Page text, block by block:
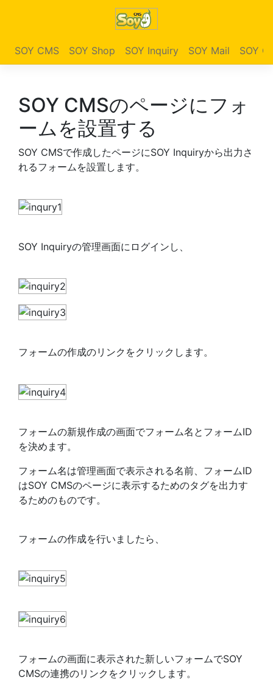
SOY CMS SOY Shop SOY Inquiry SOY Mail SOY
SOY CMSのページにフォ
ームを設置する
SOY CMSで作成したページにSOY Inquiryから出力さ
れるフォームを設置します。
SOY Inquiryの管理画面にログインし、
フォームの作成のリンクをクリックします。
フォームの新規作成の画面でフォーム名とフォームID
を決めます。
フォーム名は管理画面で表示される名前、フォームID
はSOY CMSのページに表示するためのタグを出力す
るためのものです。
フォームの作成を行いましたら、
フォームの画面に表示された新しいフォームでSOY
CMSの連携のリンクをクリックします。